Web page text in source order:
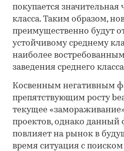
покупается
класса. Таким образом,
преимущественно будут
устойчивому среднему
наиболее
заведения среднего
Косвенным негативным
препятствующим росту
текущее
проектов, однако данный
повлияет на рынок в
время ситуация с